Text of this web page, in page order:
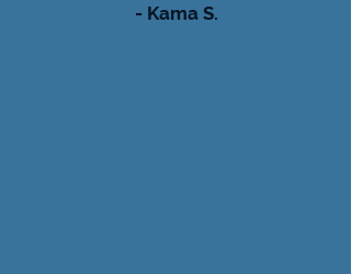
- Kama S.